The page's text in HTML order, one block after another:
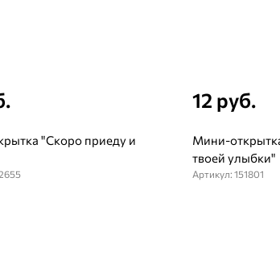
"Скоро приеду и
12 руб.
Мини-
твоей улыбки"
Артикул: 151801